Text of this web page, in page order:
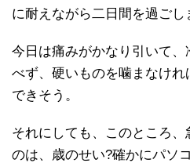
に耐えながら二日間を過ごし
今日は痛みがかなり引いて
べず、硬いものを噛まなけ
できそう。
それにしても、このところ
のは、歳のせい?確かにパソ